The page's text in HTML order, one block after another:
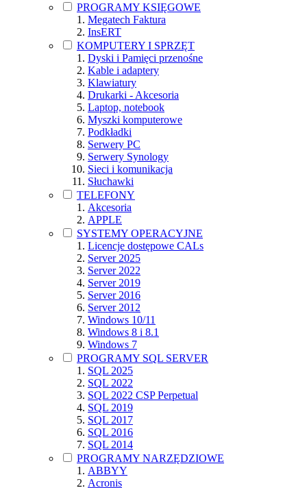
PROGRAMY KSIĘGOWE
Megatech Faktura
InsERT
KOMPUTERY I SPRZĘT
Dyski i Pamięci przenośne
Kable i adaptery
Klawiatury
Drukarki - Akcesoria
Laptop, notebook
Myszki komputerowe
Podkładki
Serwery PC
Serwery Synology
Sieci i komunikacja
Słuchawki
TELEFONY
Akcesoria
APPLE
SYSTEMY OPERACYJNE
Licencje dostępowe CALs
Server 2025
Server 2022
Server 2019
Server 2016
Server 2012
Windows 10/11
Windows 8 i 8.1
Windows 7
PROGRAMY SQL SERVER
SQL 2025
SQL 2022
SQL 2022 CSP Perpetual
SQL 2019
SQL 2017
SQL 2016
SQL 2014
PROGRAMY NARZĘDZIOWE
ABBYY
Acronis